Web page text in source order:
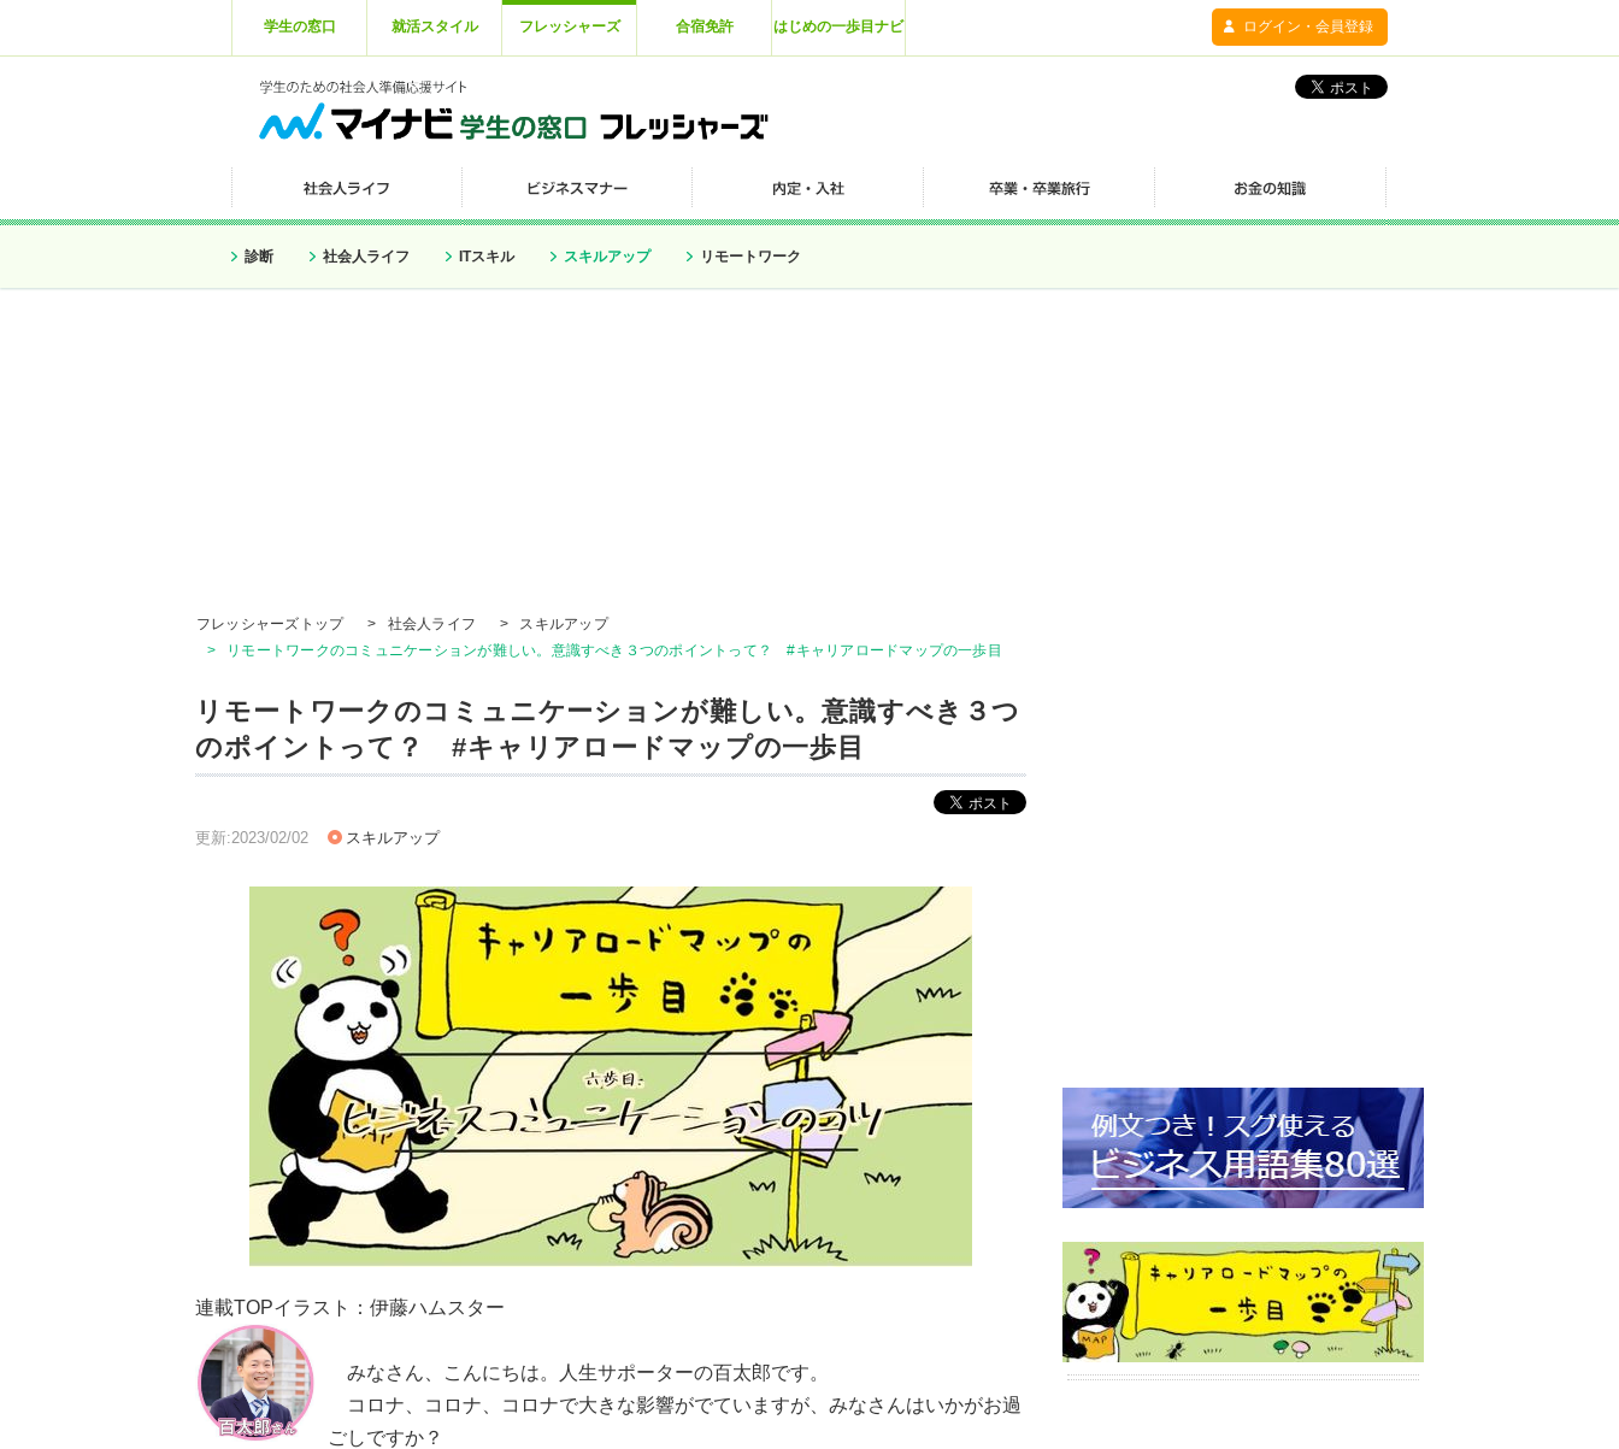
学生の窓口 就活スタイル フレッシャーズ 合宿免許 はじめの一歩目ナビ ログイン・会員登録
診断 社会人ライフ ITスキル スキルアップ リモートワーク
フレッシャーズトップ > 社会人ライフ >
スキルアップ
>
リモートワークのコミュニケーションが難しい。意識すべき３つのポイントって？ #キャリアロードマップの一歩目
リモートワークのコミュニケーションが難しい。意識すべき３つ
のポイントって？ #キャリアロードマップの一歩目
更新:2023/02/02 スキルアップ
連載TOPイラスト：伊藤ハムスター
みなさん、こんにちは。人生サポーターの百太郎です。
コロナ、コロナ、コロナで大きな影響がでていますが、みなさんはいかがお過
ごしですか？